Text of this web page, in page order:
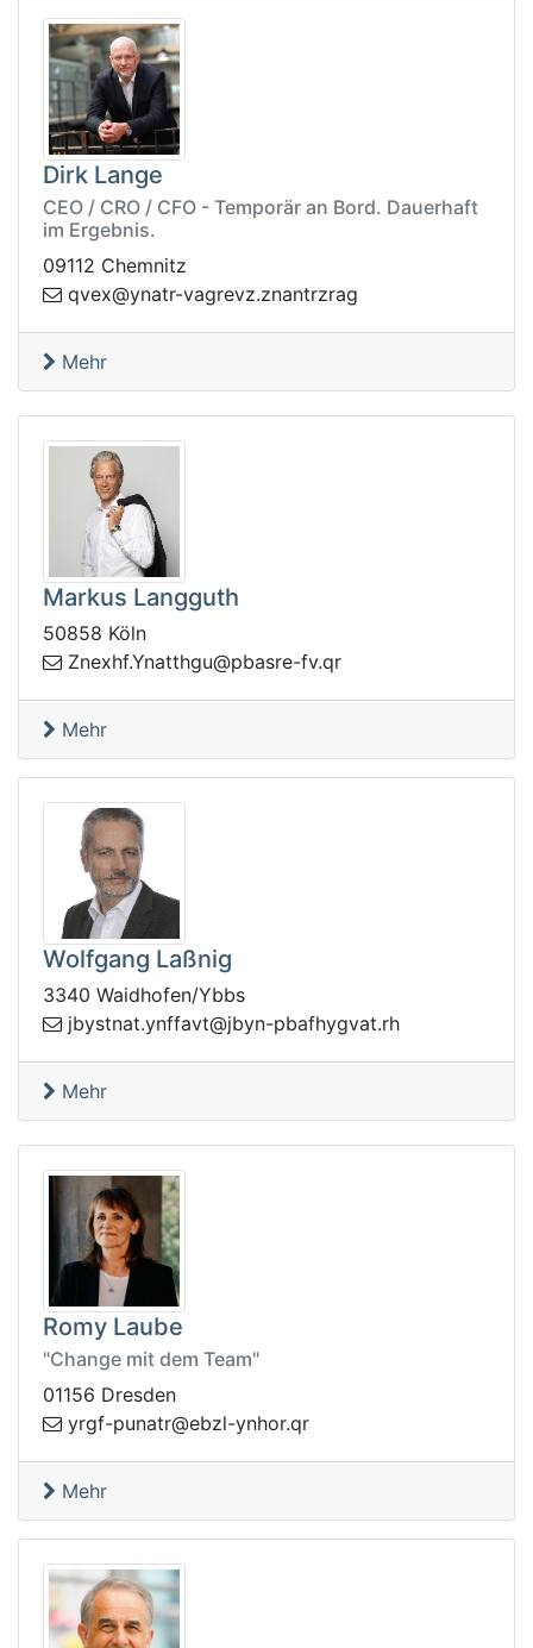
Dirk Lange
CEO / CRO / CFO - Temporär an Bord. Dauerhaft
im Ergebnis.
09112 Chemnitz
garzrtnan
z.zvergav-rtany@xevq
Mehr
Markus Langguth
50858 Köln
rq.vf-ersabp@ughtta
nY.fhxenZ
Mehr
Wolfgang Laßnig
3340 Waidhofen/Ybbs
hr.tavgyhfabp
-nybj@tvaffny.tantsybj
Mehr
Romy Laube
"Change mit dem Team"
01156 Dresden
rq.rohny-l
zbe@rtanup-fgry
Mehr